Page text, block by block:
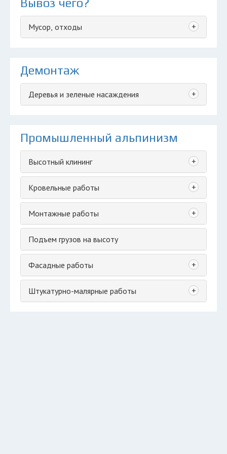
Вывоз чего?
Мусор, отходы +
Демонтаж
Деревья и зеленые насаждения +
Промышленный альпинизм
Высотный клининг +
Кровельные работы +
Монтажные работы +
Подъем грузов на высоту
Фасадные работы +
Штукатурно-малярные работы +